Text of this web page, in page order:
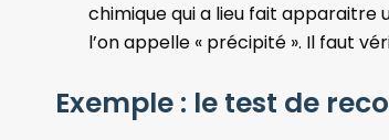
chimique qui a lieu fait apparaitre
l’on appelle « précipité ». Il faut
Exemple : le test de